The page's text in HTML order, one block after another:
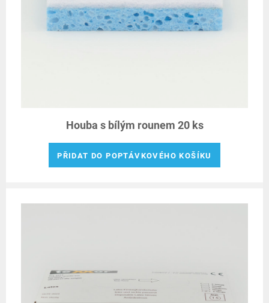
Houba s bílým rounem 20 ks
PŘIDAT DO POPTÁVKOVÉHO KOŠÍKU